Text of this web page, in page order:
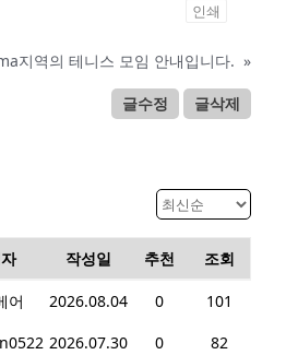
인쇄
지역의 테니스 모임 안내입니다. »
글수정 글삭제
작성일 추천 조회
어 2026.08.04 0
101
2026.07.30 0
82